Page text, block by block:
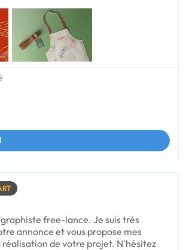
graphiste free-lance. Je suis très
annonce et vous propose mes
réalisation de votre projet. N'hésitez